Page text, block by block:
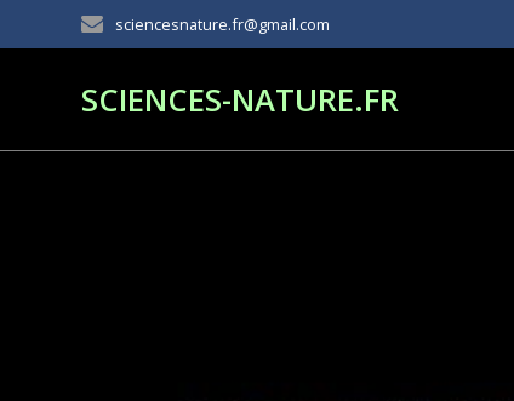
au
sciencesnature.fr@gmail.com
SCIENCES-NATURE.FR